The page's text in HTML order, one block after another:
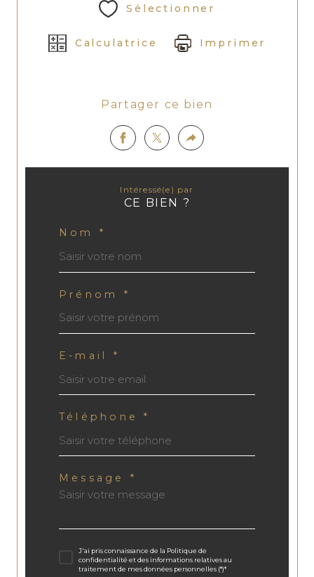
Sélectionner
Calculatrice Imprimer
Partager ce bien
Intéressé(e) par
CE BIEN ?
Nom *
Prénom *
E-mail *
Téléphone *
Message *
J'ai pris connaissance de la Politique de
confidentialité et des informations relatives au
traitement de mes données personnelles (*)*